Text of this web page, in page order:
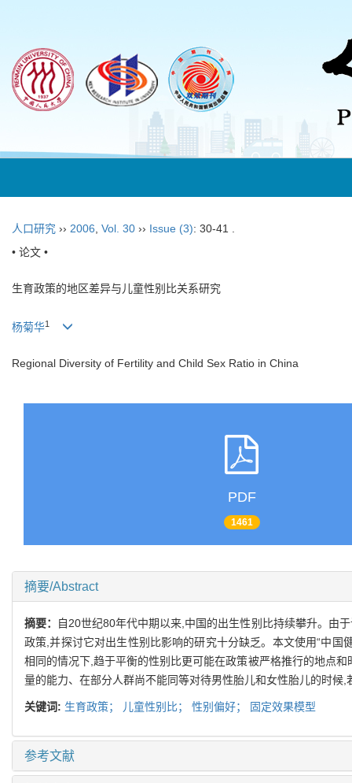
人口研究 ›› 2006 Vol. 30 ›› Issue (3): 30-41 .
• 论文 •
生育政策的地区差异与儿童性别比关系研究
杨菊华1
Regional Diversity of Fertility and Child Sex Ratio in China
PDF
1461
摘要/Abstract
摘要：
自20世纪80年代中期以来,中国的出生性别比持续攀升。由
政策,并探讨它对出生性别比影响的研究十分缺乏。本文使用“中
相同的情况下,趋于平衡的性别比更可能在政策被严格推行的地点
量的能力、在部分人群尚不能同等对待男性胎儿和女性胎儿的时
关键词: 生育政策； 儿童性别比； 性别偏好； 固定效果模型
参考文献